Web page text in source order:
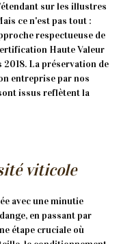
sur les illustres
ce n'est pas tout :
respectueuse de
Haute Valeur
La préservation de
entreprise par nos
issus reflètent la
viticole
avec une minutie
en passant par
étape cruciale où